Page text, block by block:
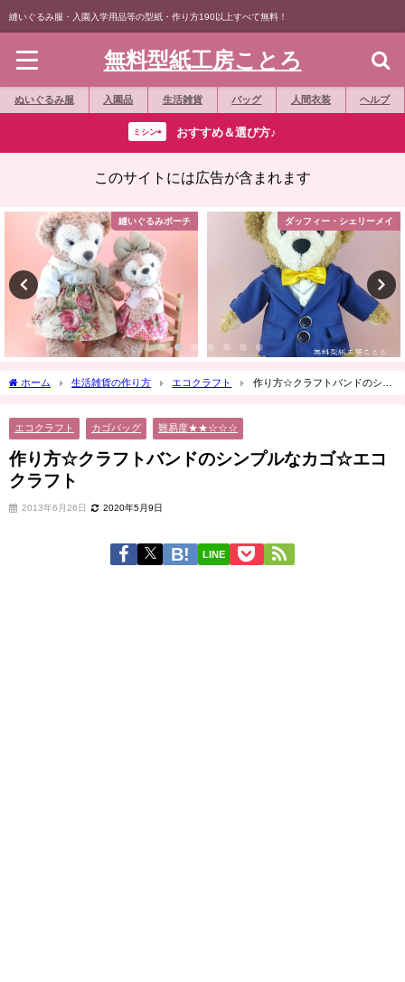
縫いぐるみ服・入園入学用品等の型紙・作り方190以上すべて無料！
無料型紙工房ことろ
ぬいぐるみ服 入園品 生活雑貨 バッグ 人間衣装 ヘルプ
ミシン⇨ おすすめ＆選び方♪
このサイトには広告が含まれます
縫いぐるみポーチ ダッフィー・シェリーメイ
ホーム 生活雑貨の作り方 エコクラフト
作り方☆クラフトバンドのシン
エコクラフト カゴバッグ 難易度★★☆☆☆
作り方☆クラフトバンドのシンプルなカゴ☆エコ
クラフト
2013年6月26日 2020年5月9日
LINE